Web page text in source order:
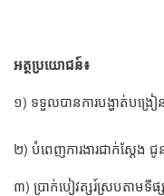
អត្ថប្រយោជន៍៖
១) ទទួលបានការបង្ហាត់បង្រ
២) បំពេញការងារជាក់ស្ដែង
៣) ប្រាក់បៀវត្សរ៍ស្របតាមទីផ្ស